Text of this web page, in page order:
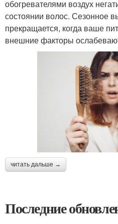
обогревателями воздух
состоянии волос. Сезонное
прекращается, когда ваше
внешние факторы
читать дальше →
Последние